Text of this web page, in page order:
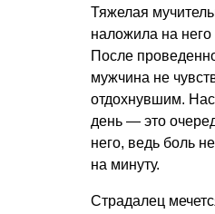
Тяжелая
наложила на него
После
мужчина не
отдохнувшим.
день — это
него, ведь боль
на минуту.
Страдалец